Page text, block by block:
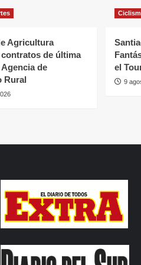
Agricultura
de última
de
Rural
el
9